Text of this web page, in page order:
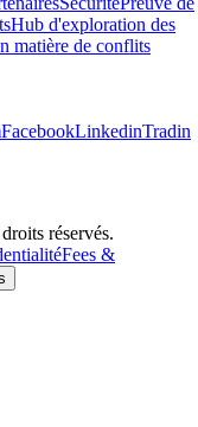
Hub d'exploration des
matière de conflits
FacebookLinkedinTradin
réservés.
Fees &